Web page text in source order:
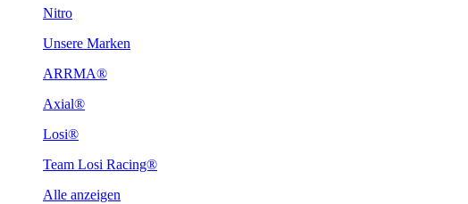
Nitro
Unsere Marken
ARRMA®
Axial®
Losi®
Team Losi Racing®
Alle anzeigen